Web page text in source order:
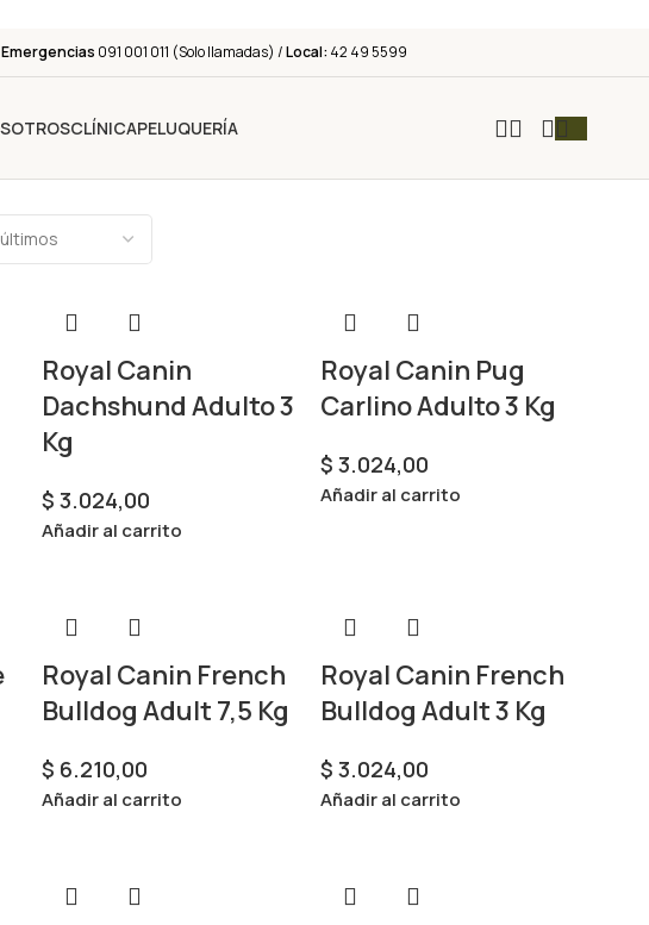
Emergencias 091 001 011 (Solo llamadas) /Local: 42 49 5599
CLÍNICAPELUQUERÍA
Royal Canin
Dachshund Adulto 3
Kg
$ 3.024,00
Añadir al carrito
Royal Canin Pug
Carlino Adulto 3 Kg
$ 3.024,00
Añadir al carrito
Royal Canin French
Bulldog Adult 7,5 Kg
$ 6.210,00
Añadir al carrito
Royal Canin French
Bulldog Adult 3 Kg
$ 3.024,00
Añadir al carrito